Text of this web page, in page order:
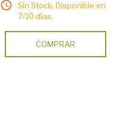
Sin Stock. Disponible en
7/10 días.
COMPRAR